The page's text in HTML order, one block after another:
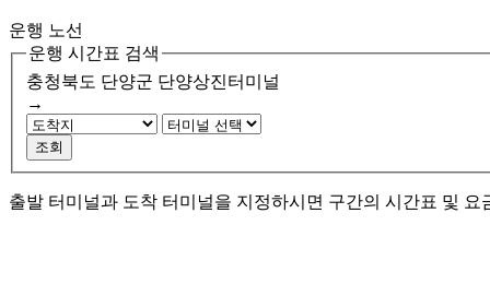
운행 노선
운행 시간표 검색
충청북도 단양군 단양상진터미널
→
조회
출발 터미널과 도착 터미널을 지정하시면 구간의 시간표 및 요